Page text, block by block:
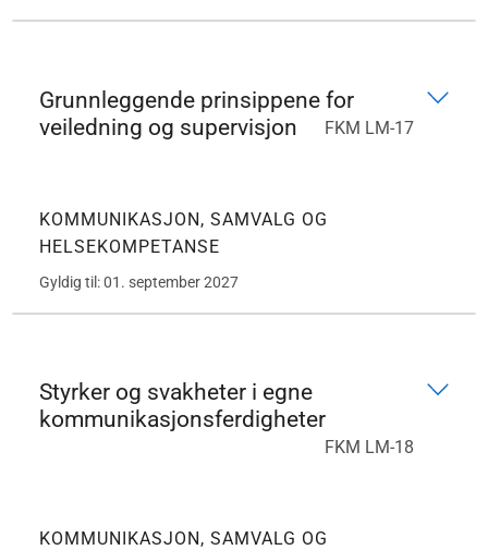
Grunnleggende prinsippene for
veiledning og supervisjon
FKM LM-17
KOMMUNIKASJON, SAMVALG OG
HELSEKOMPETANSE
Gyldig til: 01. september 2027
Styrker og svakheter i egne
kommunikasjonsferdigheter
FKM LM-18
KOMMUNIKASJON, SAMVALG OG